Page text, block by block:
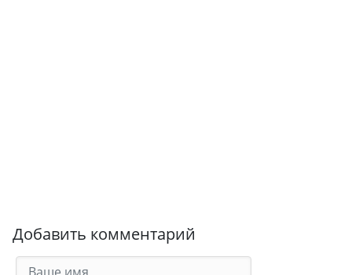
Добавить комментарий